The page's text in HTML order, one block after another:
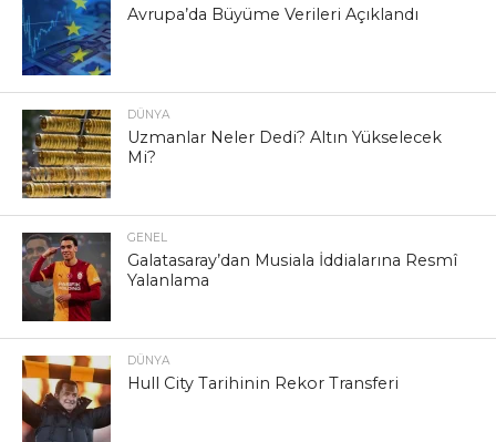
Avrupa’da Büyüme Verileri Açıklandı
DÜNYA
Uzmanlar Neler Dedi? Altın Yükselecek
Mi?
GENEL
Galatasaray’dan Musiala İddialarına Resmî
Yalanlama
DÜNYA
Hull City Tarihinin Rekor Transferi